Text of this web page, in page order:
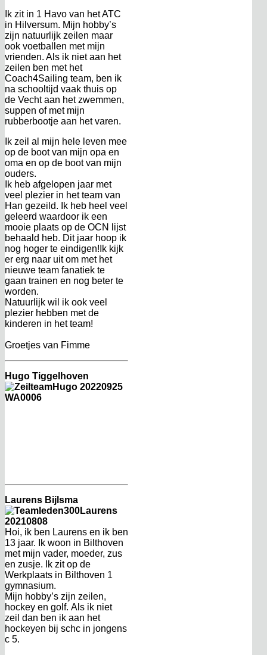
Ik zit in 1 Havo van het ATC
in Hilversum. Mijn hobby’s
zijn natuurlijk zeilen maar
ook voetballen met mijn
vrienden. Als ik niet aan het
zeilen ben met het
Coach4Sailing team, ben ik
na schooltijd vaak thuis op
de Vecht aan het zwemmen,
suppen of met mijn
rubberbootje aan het varen.
Ik zeil al mijn hele leven mee
op de boot van mijn opa en
oma en op de boot van mijn
ouders.
Ik heb afgelopen jaar met
veel plezier in het team van
Han gezeild. Ik heb heel veel
geleerd waardoor ik een
mooie plaats op de OCN lijst
behaald heb. Dit jaar hoop ik
nog hoger te eindigen!Ik kijk
er erg naar uit om met het
nieuwe team fanatiek te
gaan trainen en nog beter te
worden.
Natuurlijk wil ik ook veel
plezier hebben met de
kinderen in het team!
Groetjes van Fimme
Hugo Tiggelhoven
Laurens Bijlsma
Hoi, ik ben Laurens en ik ben
13 jaar. Ik woon in Bilthoven
met mijn vader, moeder, zus
en zusje. Ik zit op de
Werkplaats in Bilthoven 1
gymnasium.
Mijn hobby’s zijn zeilen,
hockey en golf. Als ik niet
zeil dan ben ik aan het
hockeyen bij schc in jongens
c 5.